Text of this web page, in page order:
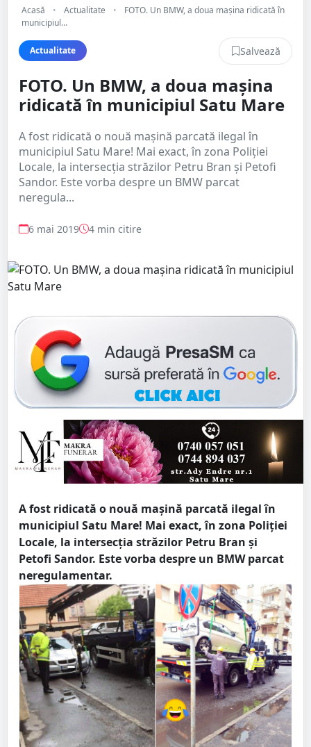
Acasă • Actualitate •
FOTO. Un BMW, a doua mașina ridicată în
municipiul...
Actualitate Salvează
FOTO. Un BMW, a doua mașina
ridicată în municipiul Satu Mare
A fost ridicată o nouă mașină parcată ilegal în
municipiul Satu Mare! Mai exact, în zona Poliției
Locale, la intersecția străzilor Petru Bran și Petofi
Sandor. Este vorba despre un BMW parcat
neregula...
6 mai 2019 4 min citire
A fost ridicată o nouă mașină parcată ilegal în
municipiul Satu Mare! Mai exact, în zona Poliției
Locale, la intersecția străzilor Petru Bran și
Petofi Sandor. Este vorba despre un BMW parcat
neregulamentar.